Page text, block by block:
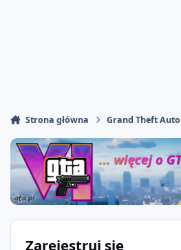
Strona główna Grand Theft Auto
Zarejestruj się